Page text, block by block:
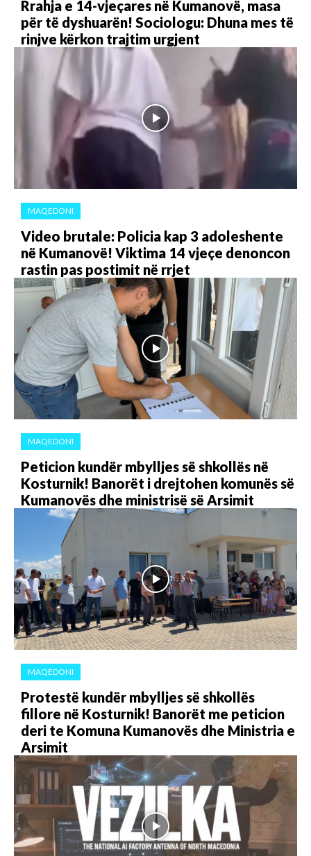
Rrahja e 14-vjeçares në Kumanovë, masa
për të dyshuarën! Sociologu: Dhuna mes të
rinjve kërkon trajtim urgjent
MAQEDONI
Video brutale: Policia kap 3 adoleshente
në Kumanovë! Viktima 14 vjeçe denoncon
rastin pas postimit në rrjet
MAQEDONI
Peticion kundër mbylljes së shkollës në
Kosturnik! Banorët i drejtohen komunës së
Kumanovës dhe ministrisë së Arsimit
MAQEDONI
Protestë kundër mbylljes së shkollës
fillore në Kosturnik! Banorët me peticion
deri te Komuna Kumanovës dhe Ministria e
Arsimit